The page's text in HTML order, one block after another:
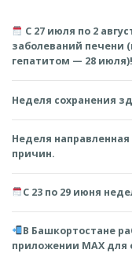
С 27 июля по 2
заболеваний печени
гепатитом — 28 июля)!
Неделя сохранения
Неделя
причин.
С 23 по 29 июня
В Башкортостане
приложении MAX